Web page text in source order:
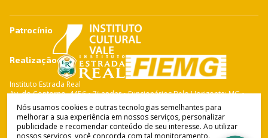
Patrocínio
Realização
Instituto Estrada Real
Av. do Contorno, 4456 • 7º andar • Funcionários Belo Horizonte: MG •
CEP: 30.110-028 Fone: 31 3263-4765
Instituto Estrada Real© Copyright 2021-2026
Nós usamos cookies e outras tecnologias semelhantes para
melhorar a sua experiência em nossos serviços, personalizar
publicidade e recomendar conteúdo de seu interesse. Ao utilizar
nossos serviços, você concorda com tal monitoramento.